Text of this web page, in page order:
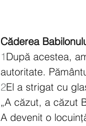
Căderea
1După acestea,
autoritate.
2El a strigat cu
„A căzut, a căzut
A devenit o